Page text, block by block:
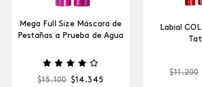
Mega Full Size Máscara de
Pestañas a Prueba de Agua
$15.100 $14 .345
Labial
$11.200